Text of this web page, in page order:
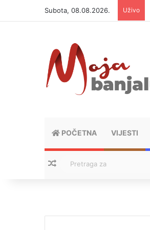
Subota, 08.08.2026. Uživo
POČETNA VIJESTI
Nasumični tekstovi